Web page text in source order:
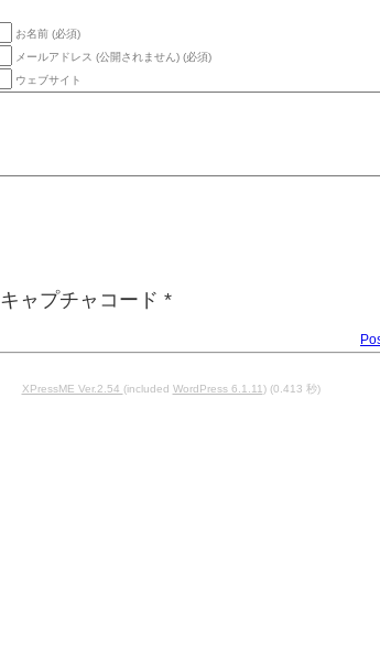
お名前 (必須)
メールアドレス (公開されません) (必須)
ウェブサイト
キャプチャコード *
XPressME Ver.2.54 (included WordPress 6.1.11) (0.413 秒)